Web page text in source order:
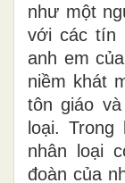
như một
với các tín
anh em
niềm khát
tôn giáo
loại.
nhân loại
đoàn của